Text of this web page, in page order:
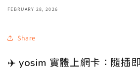
FEBRUARY 28, 2026
Share
✈️ yosim 實體上網卡：隨插